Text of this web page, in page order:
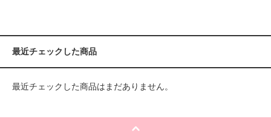
最近チェックした商品
最近チェックした商品はまだありません。